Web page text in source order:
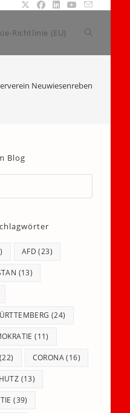
Richtlinie (EU) Website-
Neuwiesenreben
Blog
Escape
AFD (23)
(13)
(24)
(11)
(22) CORONA(16)
(13)
(39)